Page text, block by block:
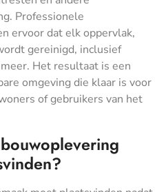
Professionele
ervoor dat elk oppervlak,
gereinigd, inclusief
Het resultaat is een
omgeving die klaar is voor
of gebruikers van het